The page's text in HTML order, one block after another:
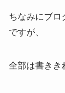
ちなみにブロ
ですが、
全部は書きき